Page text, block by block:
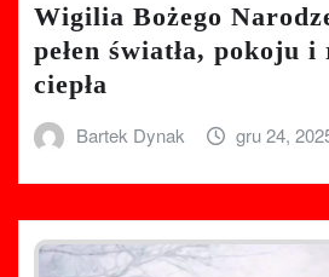
Wigilia Bożego
pełen światła, pokoju i
ciepła
Bartek Dynak gru 24,